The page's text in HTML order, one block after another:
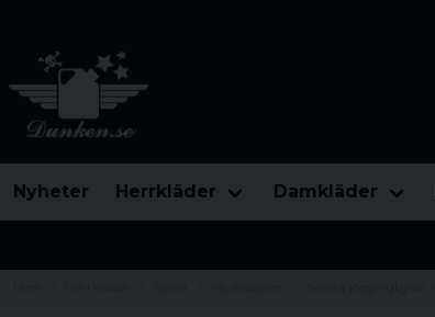
Nyheter Herrkläder Damkläder